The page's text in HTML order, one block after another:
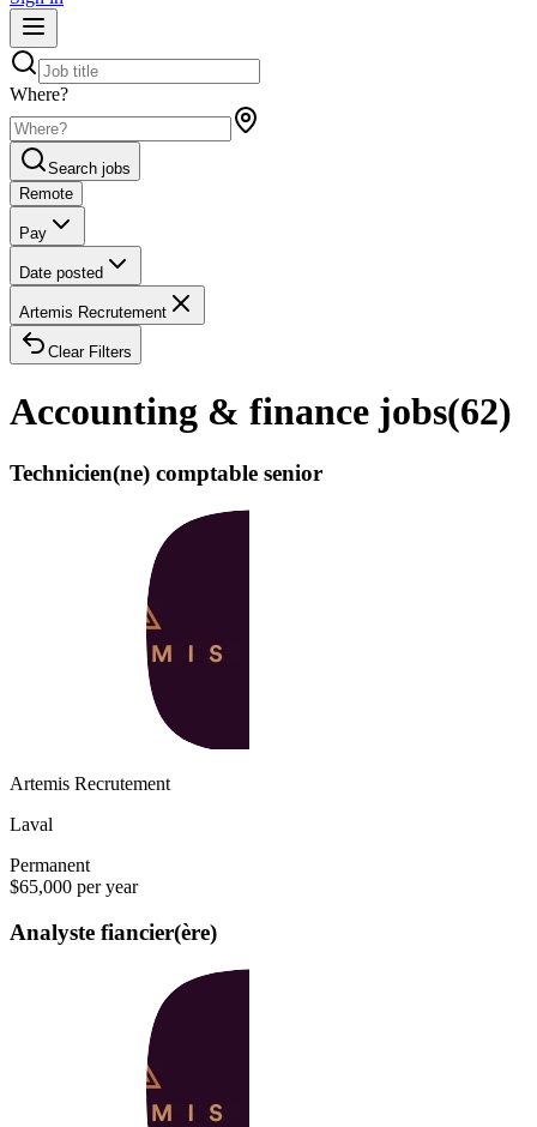
Where?
Search jobs
Remote
Pay
Date posted
Artemis Recrutement
Clear Filters
Accounting & finance jobs(62)
Technicien(ne) comptable senior
Artemis Recrutement
Laval
Permanent
$65,000 per year
Analyste fiancier(ère)